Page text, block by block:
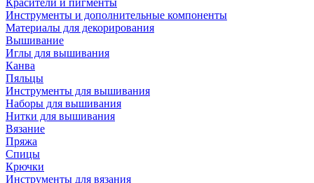
Красители и пигменты
Инструменты и дополнительные компоненты
Материалы для декорирования
Вышивание
Иглы для вышивания
Канва
Пяльцы
Инструменты для вышивания
Наборы для вышивания
Нитки для вышивания
Вязание
Пряжа
Спицы
Крючки
Инструменты для вязания